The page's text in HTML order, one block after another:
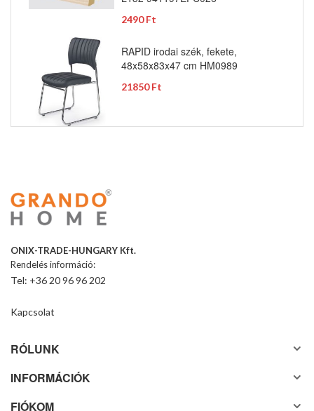
2490 Ft
RAPID irodai szék, fekete,
48x58x83x47 cm HM0989
21850 Ft
ONIX-TRADE-HUNGARY Kft.
Rendelés információ:
Tel: +36 20 96 96 202
Kapcsolat
RÓLUNK
INFORMÁCIÓK
FIÓKOM